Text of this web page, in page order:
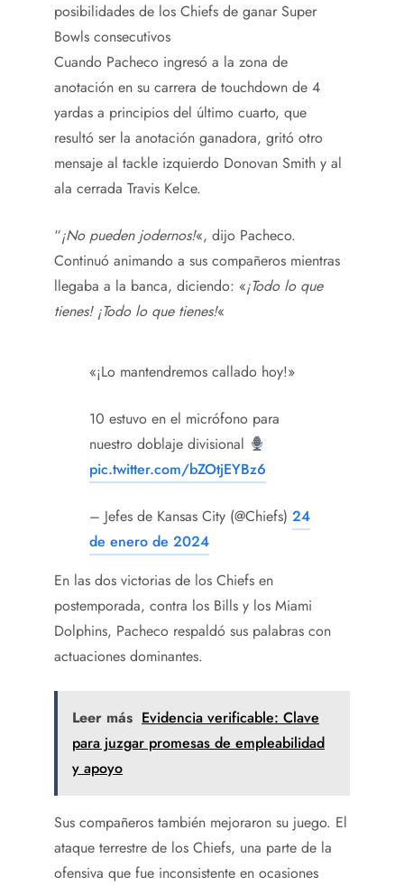
posibilidades de los Chiefs de ganar Super
Bowls consecutivos
Cuando Pacheco ingresó a la zona de
anotación en su carrera de touchdown de 4
yardas a principios del último cuarto, que
resultó ser la anotación ganadora, gritó otro
mensaje al tackle izquierdo Donovan Smith y al
ala cerrada Travis Kelce.
“¡No pueden jodernos!«, dijo Pacheco.
Continuó animando a sus compañeros mientras
llegaba a la banca, diciendo: «¡Todo lo que
tienes! ¡Todo lo que tienes!«
«¡Lo mantendremos callado hoy!»
10 estuvo en el micrófono para
nuestro doblaje divisional
pic.twitter.com/bZOtjEYBz6
– Jefes de Kansas City (@Chiefs) 24
de enero de 2024
En las dos victorias de los Chiefs en
postemporada, contra los Bills y los Miami
Dolphins, Pacheco respaldó sus palabras con
actuaciones dominantes.
Leer más Evidencia verificable: Clave
para juzgar promesas de empleabilidad
y apoyo
Sus compañeros también mejoraron su juego. El
ataque terrestre de los Chiefs, una parte de la
ofensiva que fue inconsistente en ocasiones